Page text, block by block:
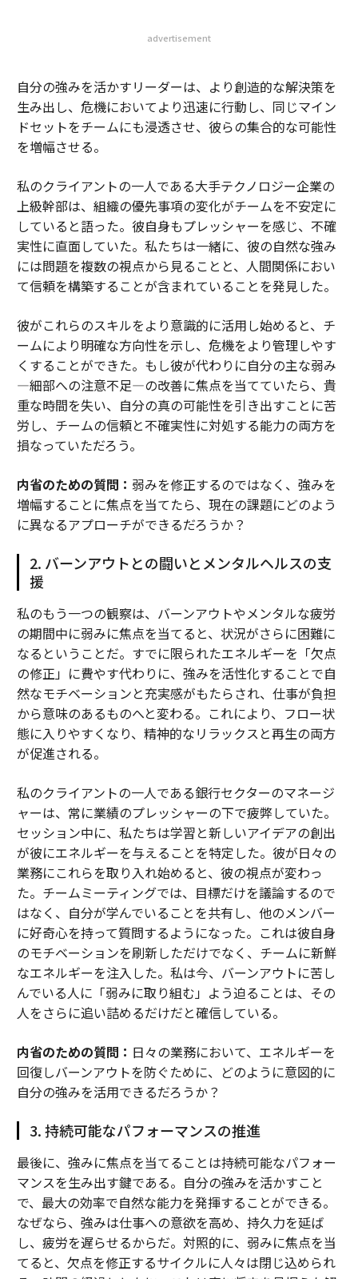
advertisement
自分の強みを活かすリーダーは、より創造的な解決策を
生み出し、危機においてより迅速に行動し、同じマイン
ドセットをチームにも浸透させ、彼らの集合的な可能性
を増幅させる。
私のクライアントの一人である大手テクノロジー企業の
上級幹部は、組織の優先事項の変化がチームを不安定に
していると語った。彼自身もプレッシャーを感じ、不確
実性に直面していた。私たちは一緒に、彼の自然な強み
には問題を複数の視点から見ることと、人間関係におい
て信頼を構築することが含まれていることを発見した。
彼がこれらのスキルをより意識的に活用し始めると、チ
ームにより明確な方向性を示し、危機をより管理しやす
くすることができた。もし彼が代わりに自分の主な弱み
—細部への注意不足—の改善に焦点を当てていたら、貴
重な時間を失い、自分の真の可能性を引き出すことに苦
労し、チームの信頼と不確実性に対処する能力の両方を
損なっていただろう。
内省のための質問： 弱みを修正するのではなく、強みを
増幅することに焦点を当てたら、現在の課題にどのよう
に異なるアプローチができるだろうか？
2. バーンアウトとの闘いとメンタルヘルスの支
援
私のもう一つの観察は、バーンアウトやメンタルな疲労
の期間中に弱みに焦点を当てると、状況がさらに困難に
なるということだ。すでに限られたエネルギーを「欠点
の修正」に費やす代わりに、強みを活性化することで自
然なモチベーションと充実感がもたらされ、仕事が負担
から意味のあるものへと変わる。これにより、フロー状
態に入りやすくなり、精神的なリラックスと再生の両方
が促進される。
私のクライアントの一人である銀行セクターのマネージ
ャーは、常に業績のプレッシャーの下で疲弊していた。
セッション中に、私たちは学習と新しいアイデアの創出
が彼にエネルギーを与えることを特定した。彼が日々の
業務にこれらを取り入れ始めると、彼の視点が変わっ
た。チームミーティングでは、目標だけを議論するので
はなく、自分が学んでいることを共有し、他のメンバー
に好奇心を持って質問するようになった。これは彼自身
のモチベーションを刷新しただけでなく、チームに新鮮
なエネルギーを注入した。私は今、バーンアウトに苦し
んでいる人に「弱みに取り組む」よう迫ることは、その
人をさらに追い詰めるだけだと確信している。
内省のための質問： 日々の業務において、エネルギーを
回復しバーンアウトを防ぐために、どのように意図的に
自分の強みを活用できるだろうか？
3. 持続可能なパフォーマンスの推進
最後に、強みに焦点を当てることは持続可能なパフォー
マンスを生み出す鍵である。自分の強みを活かすこと
で、最大の効率で自然な能力を発揮することができる。
なぜなら、強みは仕事への意欲を高め、持久力を延ば
し、疲労を遅らせるからだ。対照的に、弱みに焦点を当
てると、欠点を修正するサイクルに人々は閉じ込められ